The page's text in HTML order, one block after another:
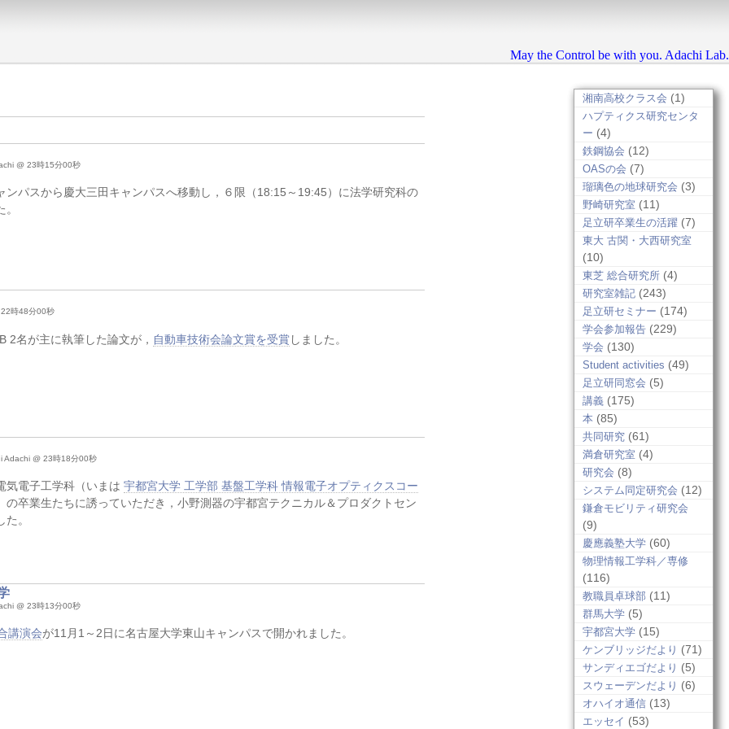
May the Control be with you. Adachi Lab.
@ 23時15分00秒
ンパスから慶大三田キャンパスへ移動し，６限（18:15～19:45）に法学研究科の
時48分00秒
2名が主に執筆した論文が， 自動車技術会論文賞を受賞しました。
Adachi @ 23時18分00秒
気電子工学科（いまは 宇都宮大学 工学部 基盤工学科 情報電子オプティクスコー
の卒業生たちに誘っていただき，小野測器の宇都宮テクニカル＆プロダクトセン
。
@ 23時13分00秒
講演会が11月1～2日に名古屋大学東山キャンパスで開かれました。
湘南高校クラス会 (1)
ハプティクス研究センタ
ー (4)
鉄鋼協会 (12)
OASの会 (7)
瑠璃色の地球研究会 (3)
野崎研究室 (11)
足立研卒業生の活躍 (7)
東大 古関・大西研究室
(10)
東芝 総合研究所 (4)
研究室雑記 (243)
足立研セミナー (174)
学会参加報告 (229)
学会 (130)
Student activities (49)
足立研同窓会 (5)
講義 (175)
本 (85)
共同研究 (61)
満倉研究室 (4)
研究会 (8)
システム同定研究会 (12)
鎌倉モビリティ研究会
(9)
慶應義塾大学 (60)
物理情報工学科／専修
(116)
教職員卓球部 (11)
群馬大学 (5)
宇都宮大学 (15)
ケンブリッジだより (71)
サンディエゴだより (5)
スウェーデンだより (6)
オハイオ通信 (13)
エッセイ (53)